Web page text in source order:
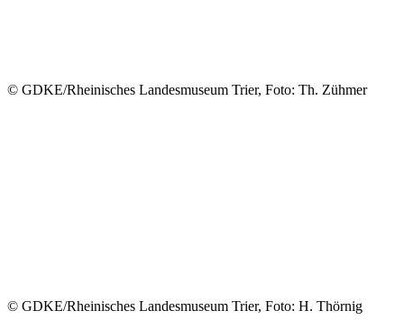
© GDKE/Rheinisches Landesmuseum Trier, Foto: Th. Zühmer
© GDKE/Rheinisches Landesmuseum Trier, Foto: H. Thörnig